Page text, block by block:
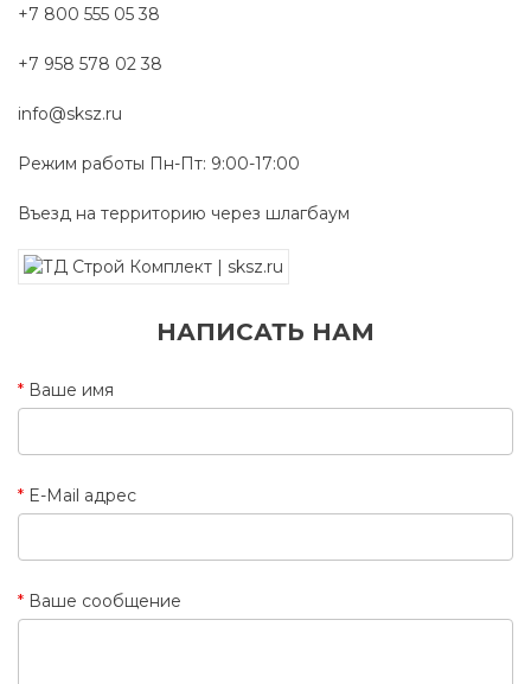
+7 800 555 05 38
+7 958 578 02 38
info@sksz.ru
Режим работы Пн-Пт: 9:00-17:00
Въезд на территорию через шлагбаум
НАПИСАТЬ НАМ
Ваше имя
E-Mail адрес
Ваше сообщение